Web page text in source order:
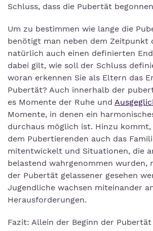
Schluss, dass die Pubertät
Um zu bestimmen wie lange die
benötigt man neben dem Zeitpunkt
natürlich auch einen definierten
dabei gilt, wie soll der Schluss
woran erkennen Sie als Eltern das
Pubertät? Auch innerhalb der
es Momente der Ruhe und
Momente, in denen ein
durchaus möglich ist. Hinzu
dem Pubertierenden auch das
mitentwickelt und Situationen, die
belastend wahrgenommen wurden,
der Pubertät gelassener gesehen
Jugendliche wachsen miteinander
Herausforderungen.
Fazit: Allein der Beginn der